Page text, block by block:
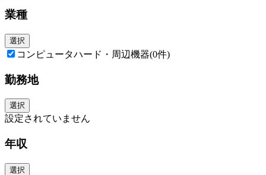
業種
選択
コンピュータハード・周辺機器(0件)
勤務地
選択
設定されていません
年収
選択